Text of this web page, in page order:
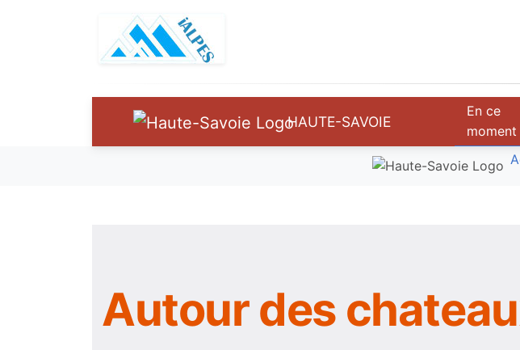
HAUTE-SAVOIE
En ce
moment
Autour des